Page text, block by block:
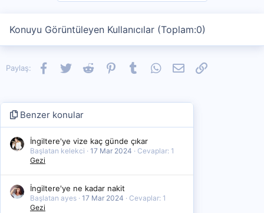
:
Konuyu Görüntüleyen Kullanıcılar (Toplam:0)
Paylaş: Facebook
TwitterReddit PinterestTumblrWhatsApp
E-postaLink
Benzer konular
İngiltere'ye vize kaç günde çıkar
Başlatan kelekci 17 Mar 2024
Cevaplar: 1
Gezi
İngiltere'ye ne kadar nakit
Başlatan ayes 17 Mar 2024
Cevaplar: 1
Gezi